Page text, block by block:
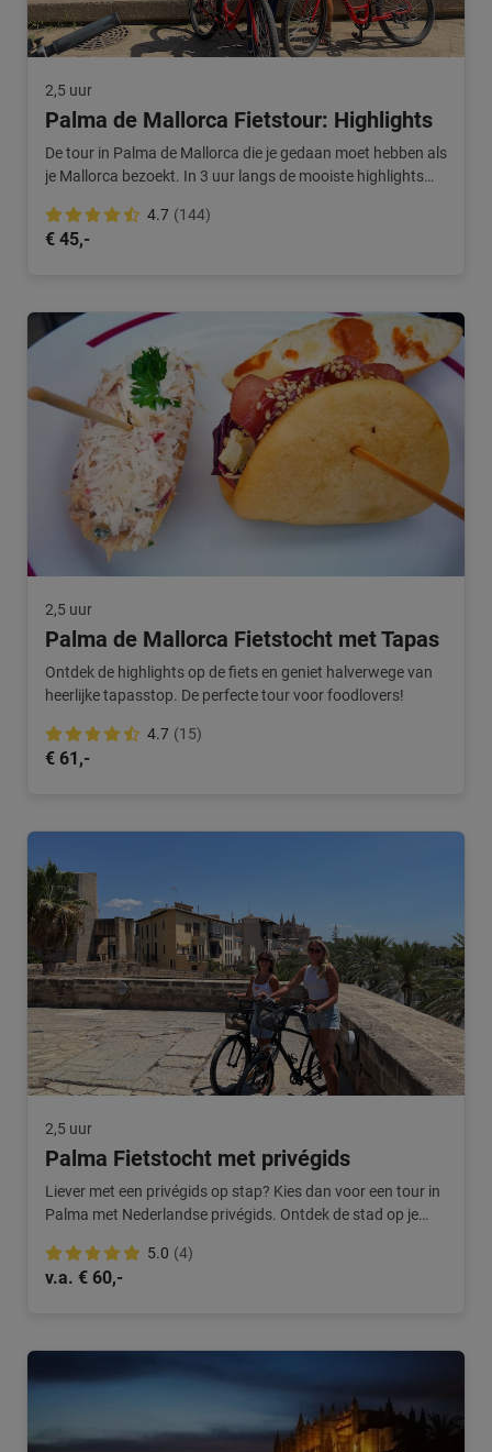
2,5 uur
Palma de Mallorca Fietstour: Highlights
De tour in Palma de Mallorca die je gedaan moet hebben als
je Mallorca bezoekt. In 3 uur langs de mooiste highlights
4.7 (144)
€ 45,-
2,5 uur
Palma de Mallorca Fietstocht met Tapas
Ontdek de highlights op de fiets en geniet halverwege van
heerlijke tapasstop. De perfecte tour voor foodlovers!
4.7 (15)
€ 61,-
2,5 uur
Palma Fietstocht met privégids
Liever met een privégids op stap? Kies dan voor een tour in
Palma met Nederlandse privégids. Ontdek de stad op je
5.0 (4)
v.a. € 60,-